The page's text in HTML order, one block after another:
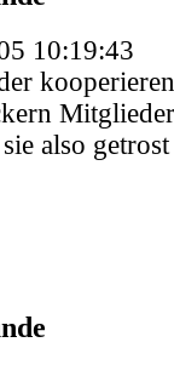
10:19:43
also